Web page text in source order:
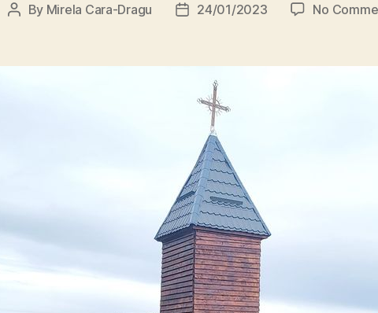
Post
By Mirela Cara-Dragu
Post24/01/2023 No